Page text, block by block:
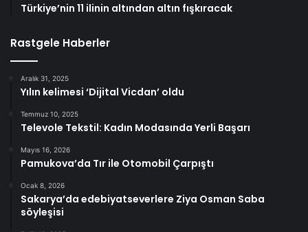
Türkiye’nin 11 ilinin altından altın fışkıracak
Rastgele Haberler
Aralık 31, 2025
Yılın kelimesi ‘Dijital Vicdan’ oldu
Temmuz 10, 2025
Televole Tekstil: Kadın Modasında Yerli Başarı
Mayıs 16, 2026
Pamukova’da Tır ile Otomobil Çarpıştı
Ocak 8, 2026
Sakarya’da edebiyatseverlere Ziya Osman Saba
söyleşisi